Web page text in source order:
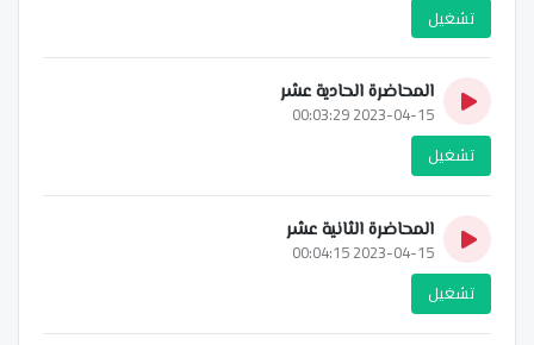
تشغيل
المحاضرة الحادية عشر
2023-04-15 00:03:29
تشغيل
المحاضرة الثانية عشر
2023-04-15 00:04:15
تشغيل